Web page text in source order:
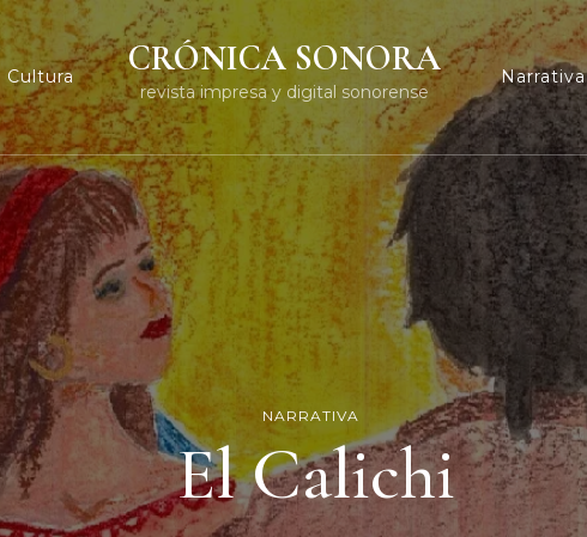
Cultura CRÓNICA SONORA
revista impresa y digital sonorense
Narrativa
NARRATIVA
El Calichi